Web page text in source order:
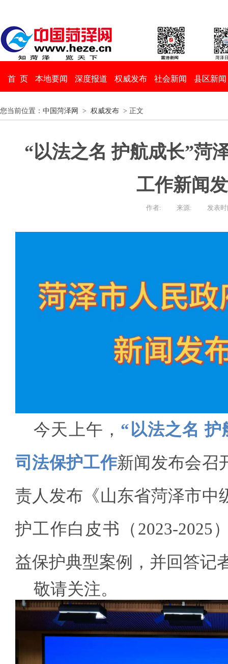
首 页 本地要闻 深度报道 权威发布 社会新闻 县区新闻
您当前位置： 中国菏泽网 > 权威发布 > 正文
“以法之名 护航成长”菏
工作新闻
作者: 来源: 发表时
今天上午， “以法之名 护
司法保护工作新闻发布会召
责人发布《山东省菏泽市中
护工作白皮书（2023-2025
益保护典型案例，并回答记
敬请关注。